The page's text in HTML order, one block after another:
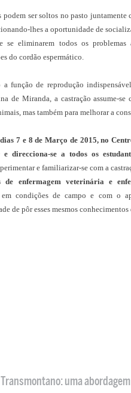
podem ser soltos no pasto
lhes a oportunidade de
se eliminarem todos os problemas
do cordão espermático.
a função de reprodução
de Miranda, a castração assume-
mas também para melhorar a
7 e 8 de Março de 2015, no
direcciona-se a todos os
e familiarizar-se com a
de enfermagem veterinária e
em condições de campo e com o
de pôr esses mesmos conhecimentos
uma